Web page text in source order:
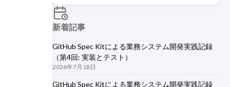
新着記事
GitHub Spec Kitによる業務システム開発実践記録
（第4回: 実装とテスト）
2026年7月18日
GitHub Spec Kitによる業務システム開発実践記録